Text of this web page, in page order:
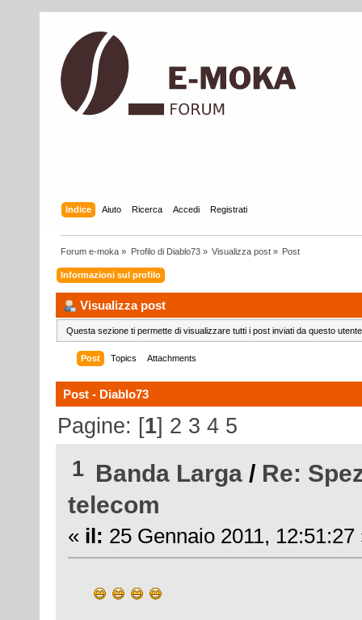
Indice Aiuto Ricerca Accedi Registrati
Forum e-moka » Profilo di Diablo73» Visualizza post» Post
Informazioni sul profilo
Visualizza post
Questa sezione ti permette di visualizzare tutti i post inviati da questo
Post Topics Attachments
Post - Diablo73
Pagine: [1] 2 3 4 5
1 Banda Larga / Re:
telecom
« il: 25 Gennaio 2011, 12:51:27